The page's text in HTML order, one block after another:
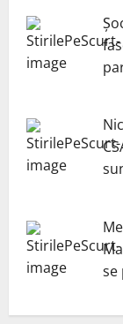
se